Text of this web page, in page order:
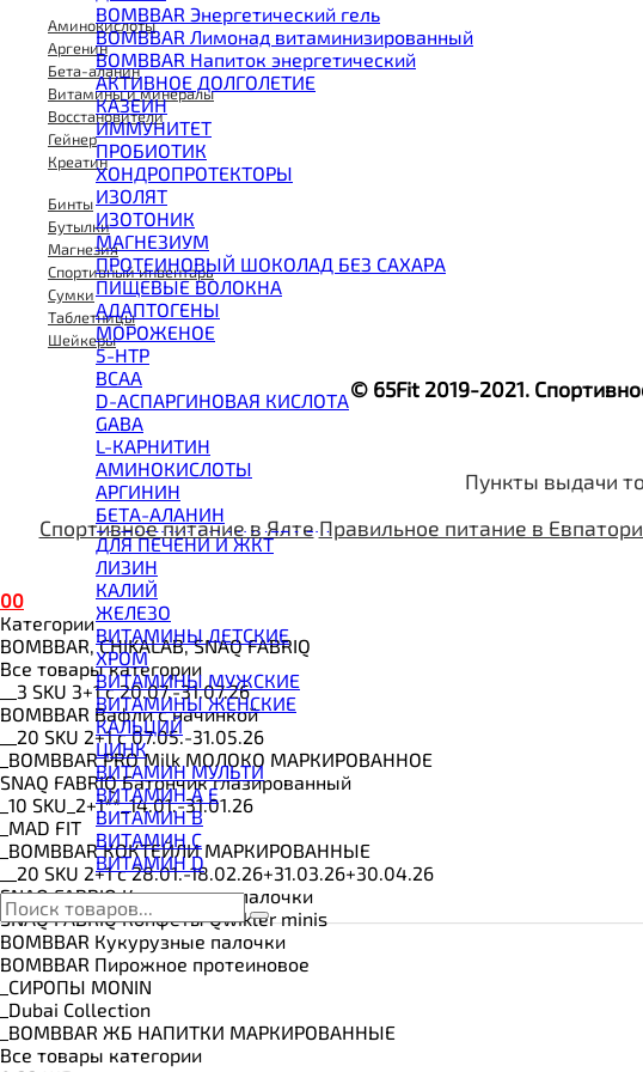
BOMBBAR Энергетический гель
BOMBBAR Лимонад витаминизированный
BOMBBAR Напиток энергетический
АКТИВНОЕ ДОЛГОЛЕТИЕ
КАЗЕИН
ИММУНИТЕТ
ПРОБИОТИК
ХОНДРОПРОТЕКТОРЫ
ИЗОЛЯТ
ИЗОТОНИК
МАГНЕЗИУМ
ПРОТЕИНОВЫЙ ШОКОЛАД БЕЗ САХАРА
ПИЩЕВЫЕ ВОЛОКНА
АДАПТОГЕНЫ
МОРОЖЕНОЕ
5-HTP
BCAA
D-АСПАРГИНОВАЯ КИСЛОТА
GABA
L-КАРНИТИН
АМИНОКИСЛОТЫ
АРГИНИН
БЕТА-АЛАНИН
ВИТАМИНЫ И МИНЕРАЛЫ
ВОССТАНОВИТЕЛИ
ГЕЙНЕР
ГИАЛУРОНОВАЯ КИСЛОТА
ГЛЮТАМИН
ГУАРАНА
ДЛЯ СУСТАВОВ И СВЯЗОК
ДОБАВКИ ДЛЯ СНА
ЖИРОСЖИГАТЕЛИ
КОЛЛАГЕН
КОЭНЗИМ Q10
КРЕАТИН
ПОЛЕЗНЫЕ ЖИРЫ
ПРОТЕИН
ПРОТЕИНОВОЕ ПЕЧЕНЬЕ
ПРОТЕИНОВЫЕ БАТОНЧИКИ
ПРОТЕИНОВЫЕ КАШИ
ТЕСТОБУСТЕРЫ
ЦИТРУЛЛИН МАЛАТ
ПРЕДТРЕНИРОВОЧНЫЕ КОМПЛЕКСЫ
ЭНЕРГЕТИКИ И ЖИРОСЖИГАТЕЛИ#
ДЛЯ ПЕЧЕНИ И ЖКТ
ЛИЗИН
КАЛИЙ
ЖЕЛЕЗО
ВИТАМИНЫ ДЕТСКИЕ
ХРОМ
ВИТАМИНЫ МУЖСКИЕ
ВИТАМИНЫ ЖЕНСКИЕ
КАЛЬЦИЙ
ЦИНК
ВИТАМИН МУЛЬТИ
ВИТАМИН A E
ВИТАМИН B
ВИТАМИН C
ВИТАМИН D
Аминокислоты
Аргенин
Бета-аланин
Витамины и минералы
Восстановители
Гейнер
Креатин
Бинты
Бутылки
Магнезия
Спортивный инвентарь
Сумки
Таблетницы
Шейкеры
© 65Fit 2019-2021.
Пункты выдачи
Спортивное питание в Ялте Правильное питание в
00
Категории
BOMBBAR, CHIKALAB, SNAQ FABRIQ
Все товары категории
__3 SKU 3+1 с 20.07.-31.07.26
BOMBBAR Вафли с начинкой
__20 SKU 2+1 с 07.05.-31.05.26
_BOMBBAR PRO Milk МОЛОКО МАРКИРОВАННОЕ
SNAQ FABRIQ Батончик глазированный
_10 SKU_2+1**_14.01.-31.01.26
_MAD FIT
_BOMBBAR КОКТЕЙЛИ МАРКИРОВАННЫЕ
__20 SKU 2+1 с 28.01.-18.02.26+31.03.26+30.04.26
SNAQ FABRIQ Кукурузные палочки
SNAQ FABRIQ Конфеты Qwikler minis
BOMBBAR Кукурузные палочки
BOMBBAR Пирожное протеиновое
_CИРОПЫ MONIN
_Dubai Collection
_BOMBBAR ЖБ НАПИТКИ МАРКИРОВАННЫЕ
Все товары категории